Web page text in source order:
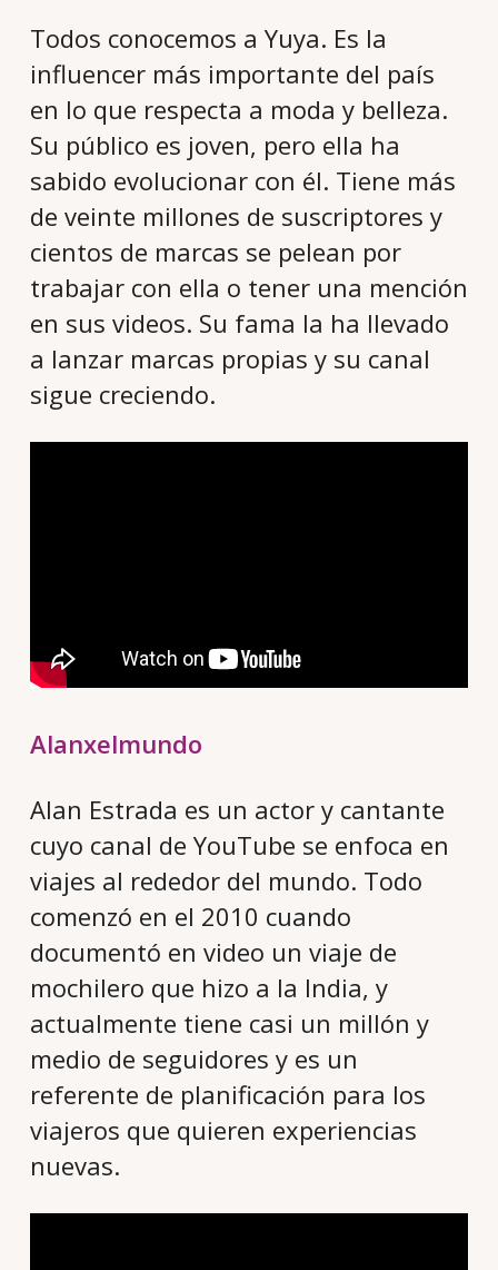
Todos conocemos a Yuya. Es la
influencer más importante del país
en lo que respecta a moda y belleza.
Su público es joven, pero ella ha
sabido evolucionar con él. Tiene más
de veinte millones de suscriptores y
cientos de marcas se pelean por
trabajar con ella o tener una mención
en sus videos. Su fama la ha llevado
a lanzar marcas propias y su canal
sigue creciendo.
Alanxelmundo
Alan Estrada es un actor y cantante
cuyo canal de YouTube se enfoca en
viajes al rededor del mundo. Todo
comenzó en el 2010 cuando
documentó en video un viaje de
mochilero que hizo a la India, y
actualmente tiene casi un millón y
medio de seguidores y es un
referente de planificación para los
viajeros que quieren experiencias
nuevas.